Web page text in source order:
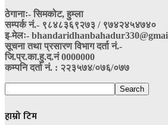
ठेगानाः- सिमकोट, हुम्ला
सम्पर्क नं‍.- ९८४८३६९२७३ / ९७४२४५४७४०
इ-मेलः-
सूचना तथा प्रसारण विभाग दर्ता नं.-
जि.प्र.का.हु.द.नं 0000000
कम्पनि दर्ता नं. : २२३५७४/०७६/०७७
हाम्रो टिम